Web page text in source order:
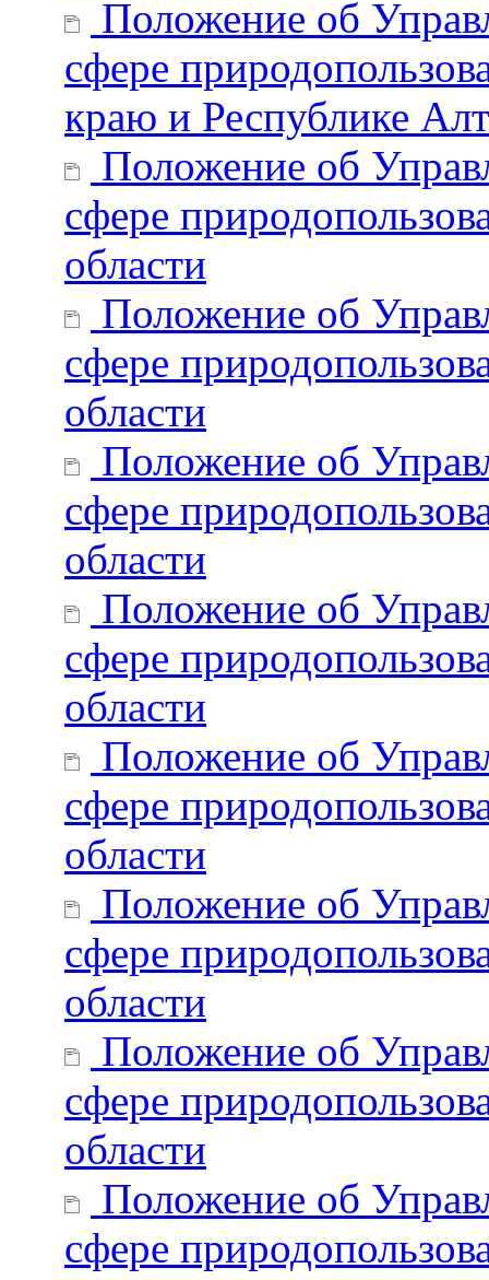
Положение об
сфере
краю и Республике
Положение об
сфере
области
Положение об
сфере
области
Положение об
сфере
области
Положение об
сфере
области
Положение об
сфере
области
Положение об
сфере
области
Положение об
сфере
области
Положение об
сфере